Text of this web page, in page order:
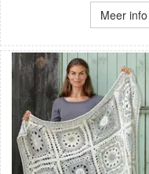
Meer info